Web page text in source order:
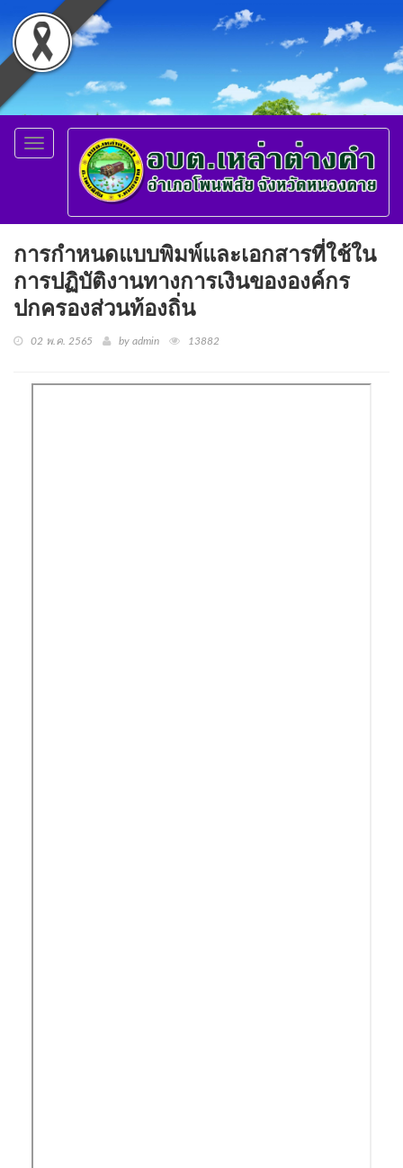
Toggle
navigation
การกำหนดแบบพิมพ์และเอกสารที่ใช้ใน
การปฏิบัติงานทางการเงินขององค์กร
ปกครองส่วนท้องถิ่น
02 พ.ค. 2565 by admin 13882